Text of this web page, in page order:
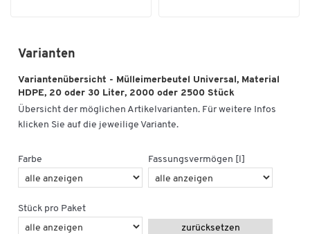
Varianten
Variantenübersicht - Mülleimerbeutel Universal, Material
HDPE, 20 oder 30 Liter, 2000 oder 2500 Stück
Übersicht der möglichen Artikelvarianten. Für weitere Infos
klicken Sie auf die jeweilige Variante.
Farbe Fassungsvermögen [l]
Stück pro Paket
zurücksetzen